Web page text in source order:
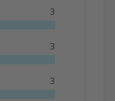
3
3
3